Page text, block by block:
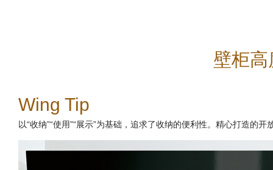
壁柜
Wing Tip
以“收纳”“使用”“展示”为基础，追求了收纳的便利性。精心打造的